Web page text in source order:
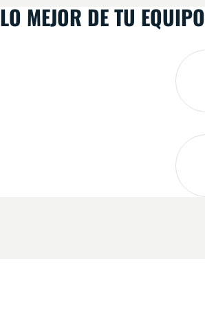
LO MEJOR DE TU EQUIPO